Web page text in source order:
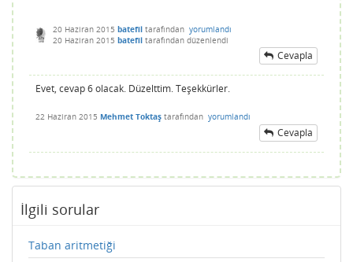
20 Haziran 2015 batefil tarafından yorumlandı
20 Haziran 2015 batefil tarafından düzenlendi
Cevapla
Evet, cevap 6 olacak. Düzelttim. Teşekkürler.
22 Haziran 2015 Mehmet Toktaş tarafından yorumlandı
Cevapla
İlgili sorular
Taban aritmetiği